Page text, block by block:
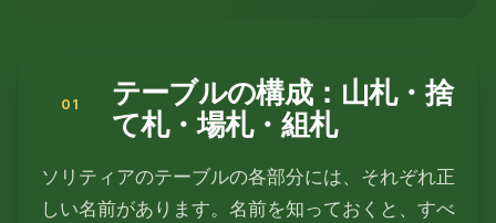
テーブルの構成：山札・捨
て札・場札・組札
ソリティアのテーブルの各部分には、それぞれ正
しい名前があります。名前を知っておくと、すべ